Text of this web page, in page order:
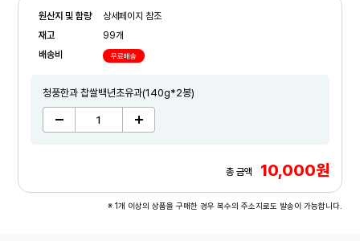
원산지 및 함량
상세페이지 참조
재고
99개
배송비
무료배송
청풍한과 찹쌀백년초유과(140g*2봉)
총 금액 10,000원
※ 1개 이상의 상품을 구매한 경우 복수의 주소지로도 발송이 가능합니다.